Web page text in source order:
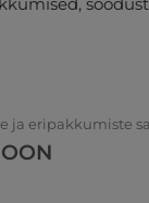
ja eripakkumiste